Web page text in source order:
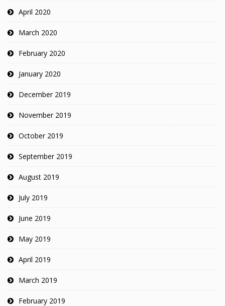
April 2020
March 2020
February 2020
January 2020
December 2019
November 2019
October 2019
September 2019
August 2019
July 2019
June 2019
May 2019
April 2019
March 2019
February 2019